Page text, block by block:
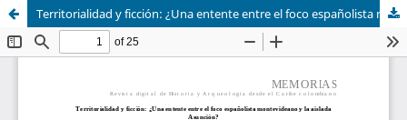
Territorialidad y ficción: ¿Una entente entre el foco españolista montevideano y la aislada Asunción?